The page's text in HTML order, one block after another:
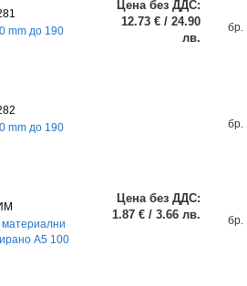
mm до 190
Цена без ДДС:
12.73 € / 24.90
лв.
бр.
mm до 190
бр.
материални
А5 100
Цена без ДДС:
1.87 € / 3.66 лв.
бр.